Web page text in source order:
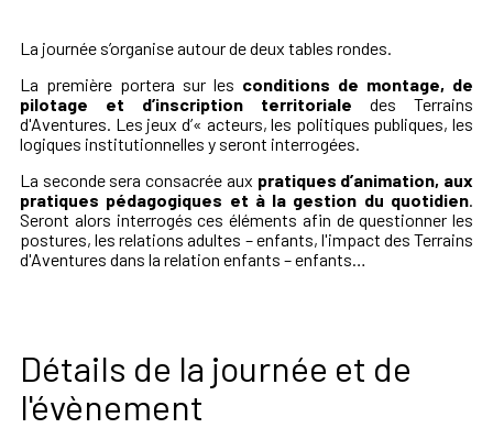
La journée s’organise autour de deux tables rondes.
La première portera sur les conditions de montage, de
pilotage et d’inscription territoriale des Terrains
d'Aventures. Les jeux d’« acteurs, les politiques publiques, les
logiques institutionnelles y seront interrogées.
La seconde sera consacrée aux pratiques d’animation, aux
pratiques pédagogiques et à la gestion du quotidien
Seront alors interrogés ces éléments afin de questionner les
postures, les relations adultes – enfants, l'impact des Terrains
d'Aventures dans la relation enfants – enfants…
Détails de la journée et de
l'évènement